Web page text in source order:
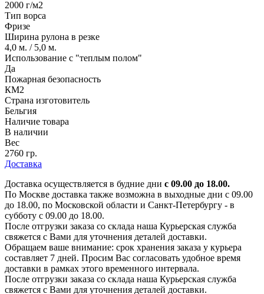
2000 г/м2
Тип ворса
Фризе
Ширина рулона в резке
4,0 м. / 5,0 м.
Использование с "теплым полом"
Да
Пожарная безопасность
КМ2
Страна изготовитель
Бельгия
Наличие товара
В наличии
Вес
2760 гр.
Доставка
Доставка осуществляется в будние дни с 09.00 до 18.00.
По Москве доставка также возможна в выходные дни с 09.00
до 18.00, по Московской области и Санкт-Петербургу - в
субботу с 09.00 до 18.00.
После отгрузки заказа со склада наша Курьерская служба
свяжется с Вами для уточнения деталей доставки.
Обращаем ваше внимание: срок хранения заказа у курьера
составляет 7 дней. Просим Вас согласовать удобное время
доставки в рамках этого временного интервала.
После отгрузки заказа со склада наша Курьерская служба
свяжется с Вами для уточнения деталей доставки.